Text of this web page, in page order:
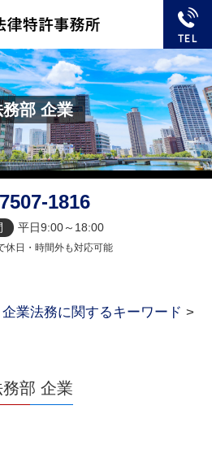
務部 企業
1816
平日9:00～18:00
休日・時間外も対応可能
企業法務に関するキーワード >
部 企業